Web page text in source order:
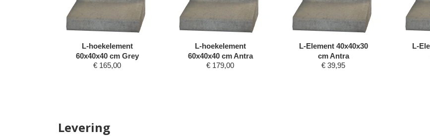
L-hoekelement
60x40x40 cm Grey
€ 165,00
L-hoekelement
60x40x40 cm Antra
€ 179,00
L-Element 40x40x30
cm Antra
€ 39,95
L-
Levering